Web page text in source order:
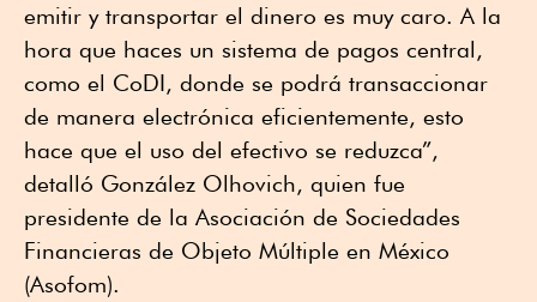
emitir y transportar el dinero es muy caro. A la
hora que haces un sistema de pagos central,
como el CoDI, donde se podrá transaccionar
de manera electrónica eficientemente, esto
hace que el uso del efectivo se reduzca”,
detalló González Olhovich, quien fue
presidente de la Asociación de Sociedades
Financieras de Objeto Múltiple en México
(Asofom).